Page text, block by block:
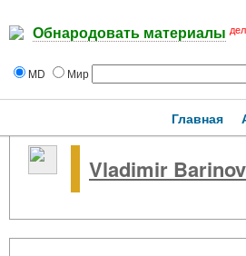
Обнародовать материалы
MD Мир
Главная
Vladimir Barinov